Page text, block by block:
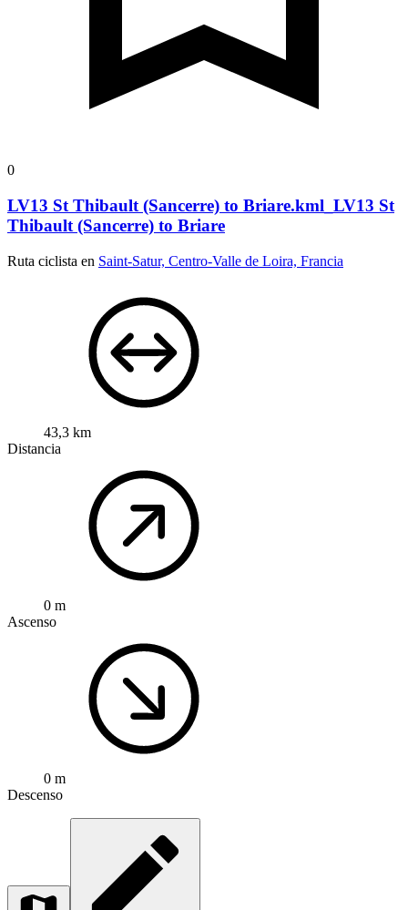
0
LV13 St Thibault (Sancerre) to Briare.kml_LV13 St
Thibault (Sancerre) to Briare
Ruta ciclista en Saint-Satur, Centro-Valle de Loira, Francia
43,3 km
Distancia
0 m
Ascenso
0 m
Descenso